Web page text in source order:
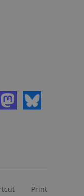
Mastodon
Bluesky
Print